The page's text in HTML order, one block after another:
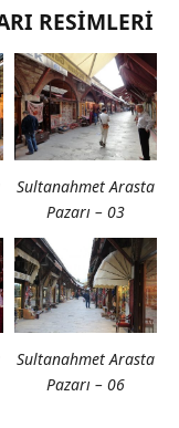
RESIMLERI
Sultanahmet Arasta
Pazarı – 03
Sultanahmet Arasta
Pazarı – 06